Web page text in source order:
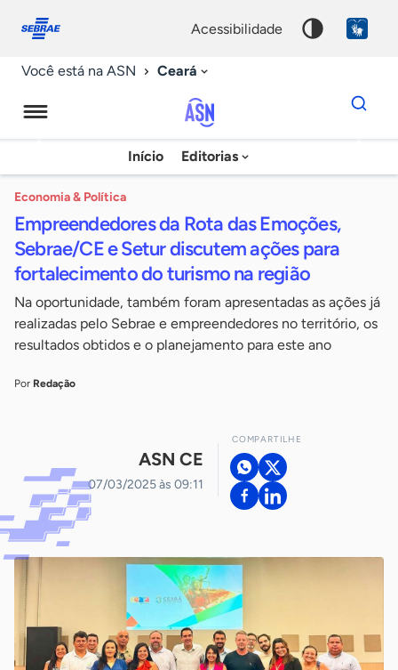
conosco
acessibilidade
Você está na ASN Ceará
Agência
Sebrae
Notícias
Início Editorias
Dados
para
chave
Economia & Política
Empreendedores da Rota das Emoções,
Sebrae/CE e Setur discutem ações para
fortalecimento do turismo na região
Na oportunidade, também foram apresentadas as ações já
realizadas pelo Sebrae e empreendedores no território, os
resultados obtidos e o planejamento para este ano
Por Redação
ASN CE
07/03/2025 às 09:11
COMPARTILHE